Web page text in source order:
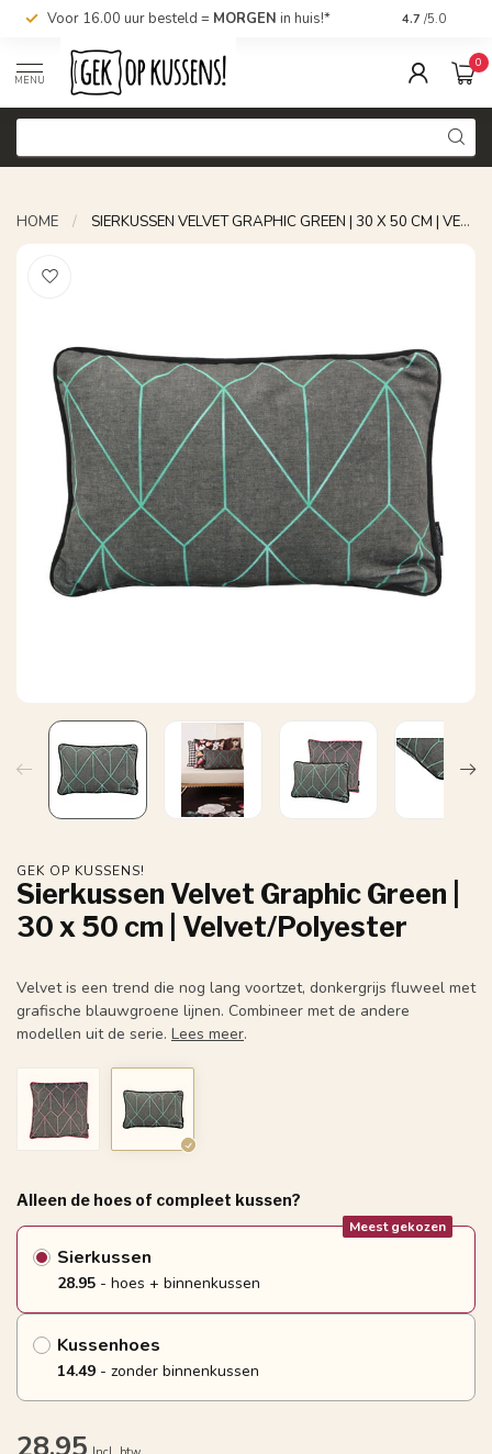
Voor 16.00 uur besteld = MORGEN in huis!* Nu bestellen,
4.7 /5.0
MENU
0
HOME / SIERKUSSEN VELVET GRAPHIC GREEN | 30 X 50 CM | VELVET/POLYESTER
GEK OP KUSSENS!
Sierkussen Velvet Graphic Green |
30 x 50 cm | Velvet/Polyester
Velvet is een trend die nog lang voortzet, donkergrijs fluweel met
grafische blauwgroene lijnen. Combineer met de andere
modellen uit de serie. Lees meer.
Alleen de hoes of compleet kussen?
Sierkussen
Meest gekozen
28.95 - hoes + binnenkussen
Kussenhoes
14.49 - zonder binnenkussen